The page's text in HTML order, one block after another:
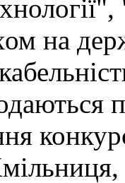
на